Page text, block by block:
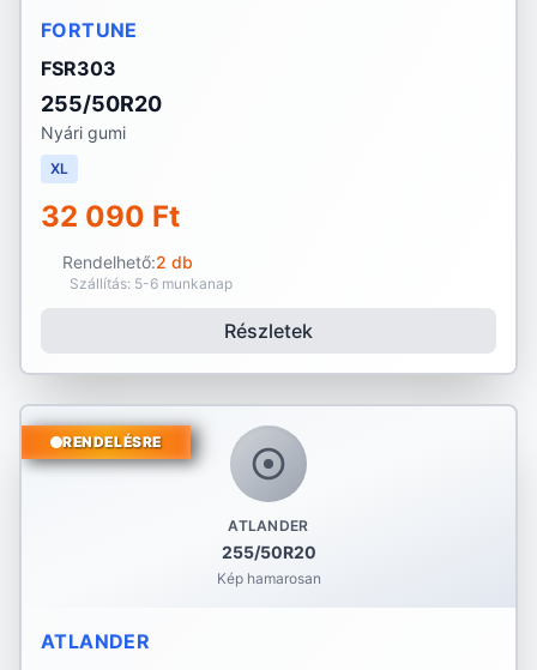
FORTUNE
FSR303
255/50R20
Nyári gumi
XL
32 090 Ft
Rendelhető:2 db
Szállítás: 5-6 munkanap
Részletek
ATLANDER
255/50R20
Kép hamarosan
RENDELÉSRE
ATLANDER